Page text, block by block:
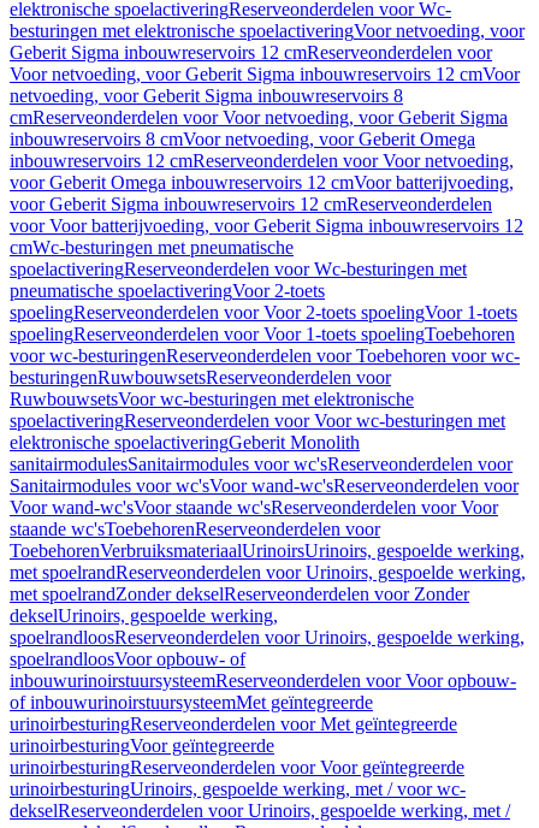
elektronische spoelactiveringReserveonderdelen voor Wc-
besturingen met elektronische spoelactiveringVoor netvoeding, voor
Geberit Sigma inbouwreservoirs 12 cmReserveonderdelen voor
Voor netvoeding, voor Geberit Sigma inbouwreservoirs 12 cmVoor
netvoeding, voor Geberit Sigma inbouwreservoirs 8
cmReserveonderdelen voor Voor netvoeding, voor Geberit Sigma
inbouwreservoirs 8 cmVoor netvoeding, voor Geberit Omega
inbouwreservoirs 12 cmReserveonderdelen voor Voor netvoeding,
voor Geberit Omega inbouwreservoirs 12 cmVoor batterijvoeding,
voor Geberit Sigma inbouwreservoirs 12 cmReserveonderdelen
voor Voor batterijvoeding, voor Geberit Sigma inbouwreservoirs 12
cmWc-besturingen met pneumatische
spoelactiveringReserveonderdelen voor Wc-besturingen met
pneumatische spoelactiveringVoor 2-toets
spoelingReserveonderdelen voor Voor 2-toets spoelingVoor 1-toets
spoelingReserveonderdelen voor Voor 1-toets spoelingToebehoren
voor wc-besturingenReserveonderdelen voor Toebehoren voor wc-
besturingenRuwbouwsetsReserveonderdelen voor
RuwbouwsetsVoor wc-besturingen met elektronische
spoelactiveringReserveonderdelen voor Voor wc-besturingen met
elektronische spoelactiveringGeberit Monolith
sanitairmodulesSanitairmodules voor wc'sReserveonderdelen voor
Sanitairmodules voor wc'sVoor wand-wc'sReserveonderdelen voor
Voor wand-wc'sVoor staande wc'sReserveonderdelen voor Voor
staande wc'sToebehorenReserveonderdelen voor
ToebehorenVerbruiksmateriaalUrinoirsUrinoirs, gespoelde werking,
met spoelrandReserveonderdelen voor Urinoirs, gespoelde werking,
met spoelrandZonder dekselReserveonderdelen voor Zonder
dekselUrinoirs, gespoelde werking,
spoelrandloosReserveonderdelen voor Urinoirs, gespoelde werking,
spoelrandloosVoor opbouw- of
inbouwurinoirstuursysteemReserveonderdelen voor Voor opbouw-
of inbouwurinoirstuursysteemMet geïntegreerde
urinoirbesturingReserveonderdelen voor Met geïntegreerde
urinoirbesturingVoor geïntegreerde
urinoirbesturingReserveonderdelen voor Voor geïntegreerde
urinoirbesturingUrinoirs, gespoelde werking, met / voor wc-
dekselReserveonderdelen voor Urinoirs, gespoelde werking, met /